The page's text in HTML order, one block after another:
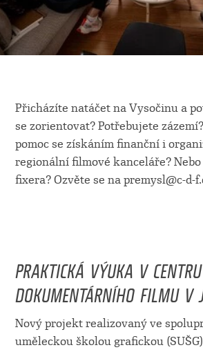
Přicházíte natáčet na Vysočinu a
se zorientovat? Potřebujete
pomoc se získáním finanční i
regionální filmové kanceláře?
fixera? Ozvěte se na premysl@c-d-
PRAKTICKÁ VÝUKA V CENTRU
DOKUMENTÁRNÍHO FILMU V
Nový projekt realizovaný ve
uměleckou školou grafickou